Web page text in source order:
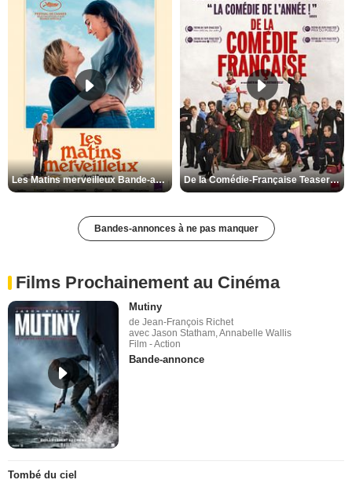
Les Matins merveilleux Bande-annonce VF De la Comédie-Française Teaser VF
Bandes-annonces à ne pas manquer
Films Prochainement au Cinéma
Mutiny
de Jean-François Richet
avec Jason Statham, Annabelle Wallis
Film - Action
Bande-annonce
Tombé du ciel